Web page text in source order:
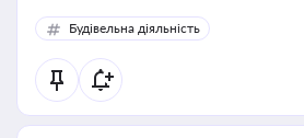
Будівельна діяльність